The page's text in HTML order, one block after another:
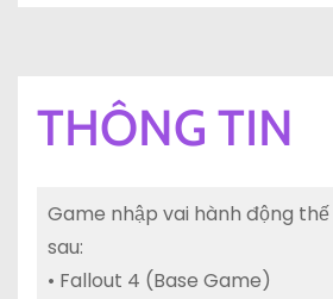
THÔNG TIN
Game nhập vai hành động
sau:
• Fallout 4 (Base Game)